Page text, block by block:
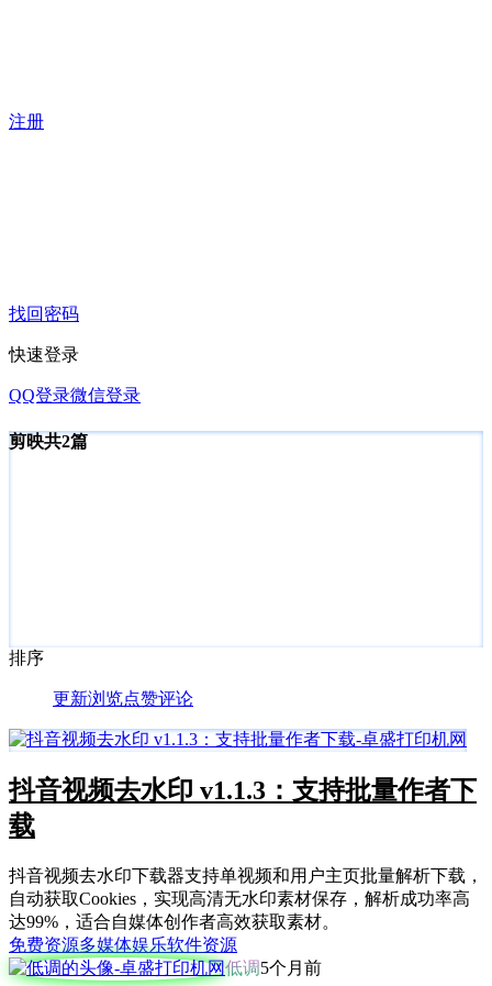
注册
找回密码
快速登录
QQ登录微信登录
剪映共2篇
排序
更新浏览点赞评论
抖音视频去水印 v1.1.3：支持批量作者下
载
抖音视频去水印下载器支持单视频和用户主页批量解析下载，
自动获取Cookies，实现高清无水印素材保存，解析成功率高
达99%，适合自媒体创作者高效获取素材。
免费资源多媒体娱乐软件资源
低调5个月前